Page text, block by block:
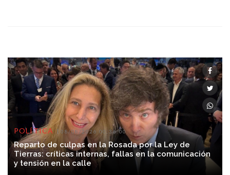
POLÍTICA 08/08/2026 00:36:00
Reparto de culpas en la Rosada por la Ley de
Tierras: críticas internas, fallas en la comunicación
y tensión en la calle